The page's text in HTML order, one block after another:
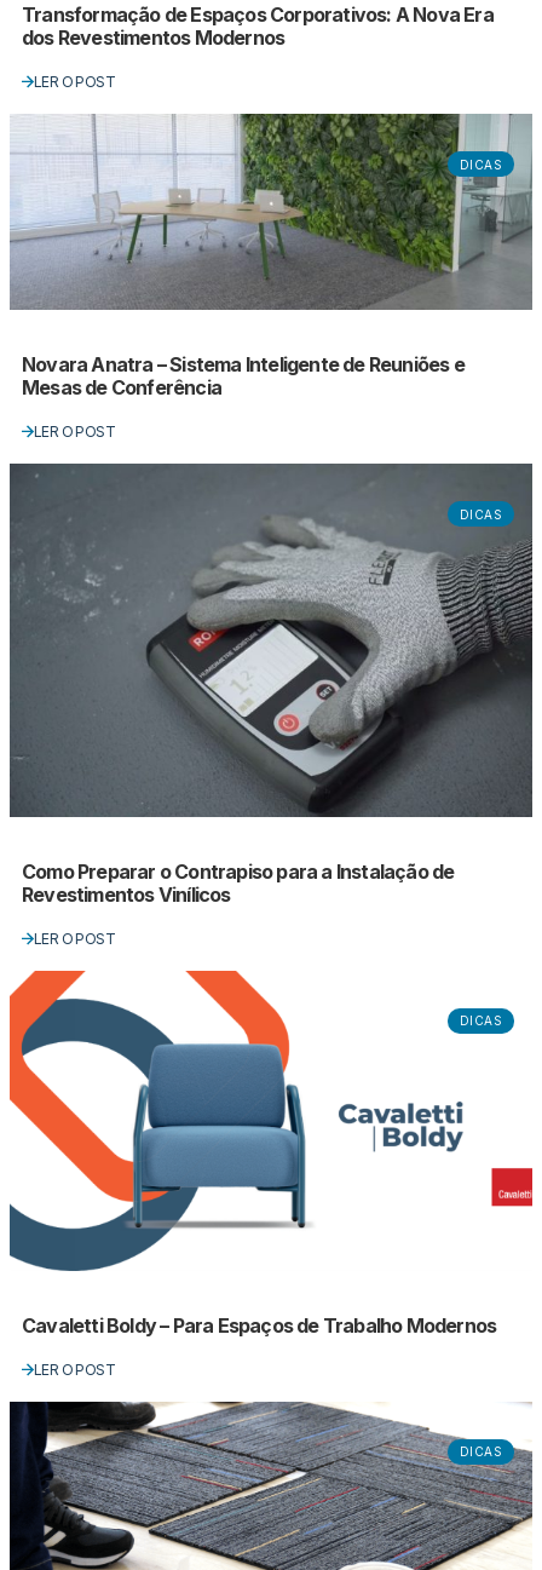
Transformação de Espaços Corporativos: A Nova Era
dos Revestimentos Modernos
LER O POST
DICAS
Novara Anatra – Sistema Inteligente de Reuniões e
Mesas de Conferência
LER O POST
DICAS
Como Preparar o Contrapiso para a Instalação de
Revestimentos Vinílicos
LER O POST
DICAS
Cavaletti Boldy – Para Espaços de Trabalho Modernos
LER O POST
DICAS